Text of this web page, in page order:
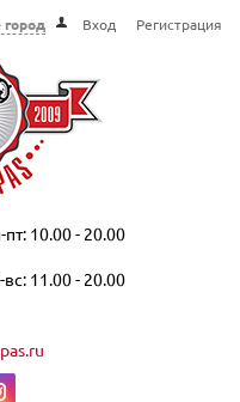
Вход Регистрация
10.00 - 20.00
11.00 - 20.00